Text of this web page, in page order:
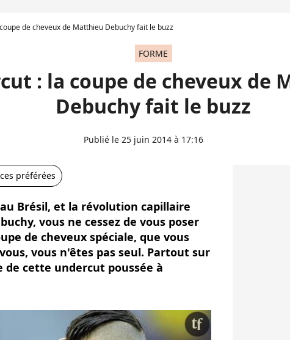
de cheveux de Matthieu Debuchy fait le buzz
FORME
: la coupe de cheveux de
Debuchy fait le buzz
Publié le 25 juin 2014 à 17:16
préférées
Brésil, et la révolution capillaire
vous ne cessez de vous poser
de cheveux spéciale, que vous
vous n'êtes pas seul. Partout sur
de cette undercut poussée à